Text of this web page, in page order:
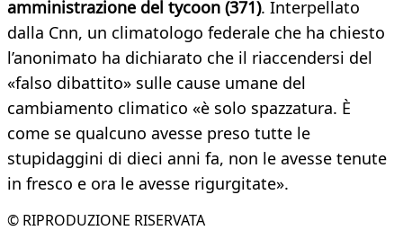
amministrazione del tycoon (371). Interpellato
dalla Cnn, un climatologo federale che ha chiesto
l’anonimato ha dichiarato che il riaccendersi del
«falso dibattito» sulle cause umane del
cambiamento climatico «è solo spazzatura. È
come se qualcuno avesse preso tutte le
stupidaggini di dieci anni fa, non le avesse tenute
in fresco e ora le avesse rigurgitate».
© RIPRODUZIONE RISERVATA